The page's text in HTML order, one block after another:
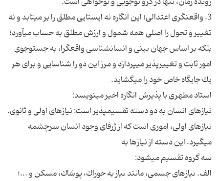
3. واقع‏نگرى اعتدالى؛ اين انگاره نه ايستايى مطلق را بر مى‏تابد و نه
تغيير و تحول را اصلى همه شمول و ارزش مطلق به حساب مى‏آورد؛
بلكه بر اساس جهان بينى و انسان‏شناسى واقع‏گرا، به جست‏وجوى
امور ثابت و تغييرپذير مى‏پردازد و مرز اين دو را شناسايى و براى هر
يك جايگاه خاص خود را مى‏گشايد.
استاد مطهرى با پذيرش انگاره اخير مى‏نويسد:
نيازهاى انسان به دو دسته تقسيم‏پذير است: نيازهاى اولى و ثانوى.
نيازهاى اولى، امورى است كه از ژرفاى وجود انسان سرچشمه
مى‏گيرد. اين دسته از نيازها به‏
سه گروه تقسيم مى‏شود:
الف. نيازهاى جسمى، مانند نياز به خوراك، پوشاك، مسكن و ...؛